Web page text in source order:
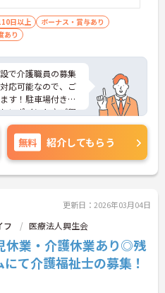
日以上
ボーナス・賞与あり
あり
で介護職員の募集
応可能なので、ご
す！駐車場付きで
いポイント♪ご興
伝えしますので、
無料 紹介してもらう
更新日：2026年03月04日
フ 医療法人興生会
休業・介護休業あり◎残
て介護福祉士の募集！